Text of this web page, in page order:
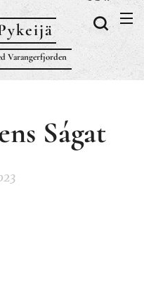
ykeijä
Varangerfjorden
Ságat